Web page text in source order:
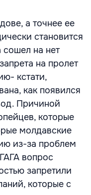
а точнее ее
становится
сошел на нет
на пролет
кстати,
как появился
Причиной
которые
молдавские
из-за проблем
вопрос
запретили
которые с